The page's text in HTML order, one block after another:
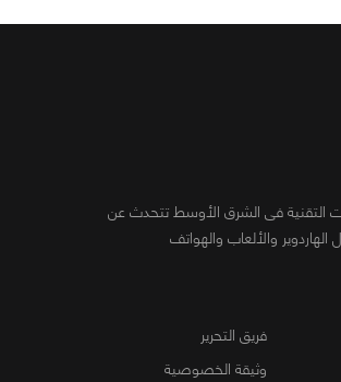
التقنية فى الشرق الأوسط تتحدث عن
والألعاب والهواتف
فريق التحرير
وثيقة الخصوصية